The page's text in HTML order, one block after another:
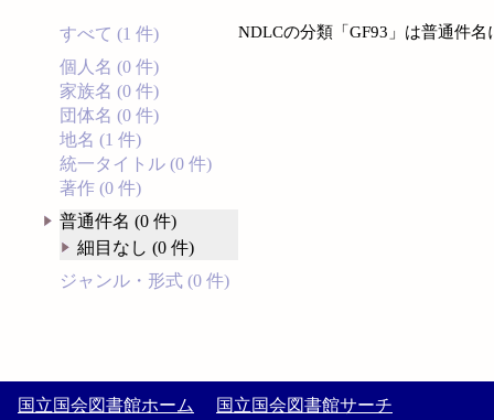
すべて (1 件)
個人名 (0 件)
家族名 (0 件)
団体名 (0 件)
地名 (1 件)
統一タイトル (0 件)
著作 (0 件)
普通件名 (0 件)
細目なし (0 件)
ジャンル・形式 (0 件)
NDLCの分類「GF93」は普通件
国立国会図書館ホーム 国立国会図書館サーチ